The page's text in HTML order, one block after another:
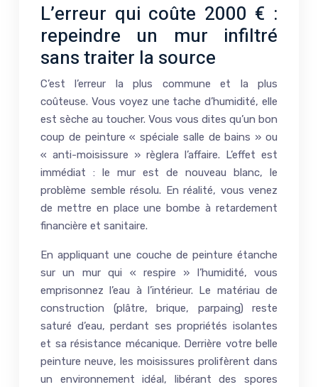
L’erreur qui coûte 2000 € :
repeindre un mur infiltré
sans traiter la source
C’est l’erreur la plus commune et la plus
coûteuse. Vous voyez une tache d’humidité, elle
est sèche au toucher. Vous vous dites qu’un bon
coup de peinture « spéciale salle de bains » ou
« anti-moisissure » règlera l’affaire. L’effet est
immédiat : le mur est de nouveau blanc, le
problème semble résolu. En réalité, vous venez
de mettre en place une bombe à retardement
financière et sanitaire.
En appliquant une couche de peinture étanche
sur un mur qui « respire » l’humidité, vous
emprisonnez l’eau à l’intérieur. Le matériau de
construction (plâtre, brique, parpaing) reste
saturé d’eau, perdant ses propriétés isolantes
et sa résistance mécanique. Derrière votre belle
peinture neuve, les moisissures prolifèrent dans
un environnement idéal, libérant des spores